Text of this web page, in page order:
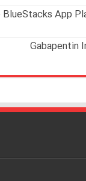
App
Gabapentin